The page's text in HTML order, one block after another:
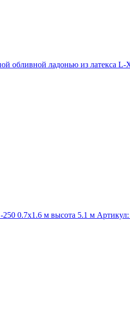
обливной ладонью из латекса L-
0.7х1.6 м высота 5.1 м